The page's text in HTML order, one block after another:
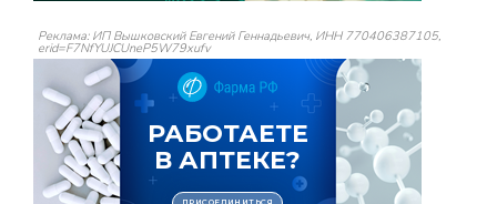
Реклама: ИП Вышковский Евгений Геннадьевич, ИНН 770406387105,
erid=F7NfYUJCUneP5W79xufv